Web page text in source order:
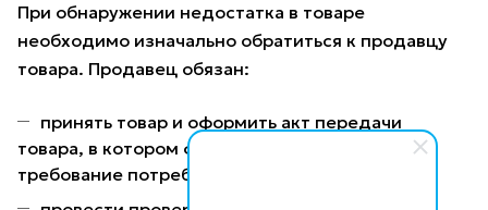
При обнаружении недостатка в товаре
необходимо изначально обратиться к продавцу
товара. Продавец обязан:
принять товар и оформить акт передачи
товара, в котором фиксируется заявленное
требование потребителя;